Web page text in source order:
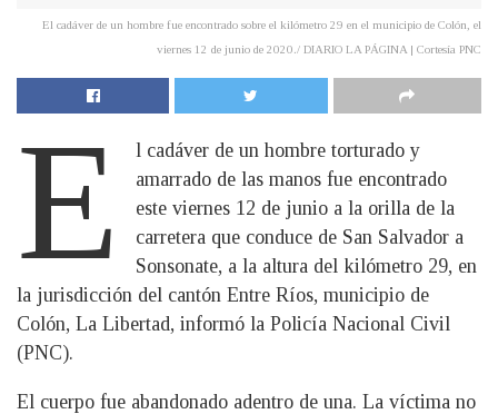
El cadáver de un hombre fue encontrado sobre el kilómetro 29 en el municipio de Colón, el
viernes 12 de junio de 2020./ DIARIO LA PÁGINA | Cortesía PNC
E
l cadáver de un hombre torturado y
amarrado de las manos fue encontrado
este viernes 12 de junio a la orilla de la
carretera que conduce de San Salvador a
Sonsonate, a la altura del kilómetro 29, en
la jurisdicción del cantón Entre Ríos, municipio de
Colón, La Libertad, informó la Policía Nacional Civil
(PNC).
El cuerpo fue abandonado adentro de una. La víctima no